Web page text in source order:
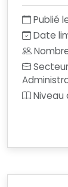
Publié
Date
Niveau